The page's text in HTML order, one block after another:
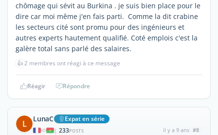
chômage qui sévit au Burkina . je suis bien place pour le
dire car moi même j'en fais parti. Comme la dit crabine
les secteurs cité sont promu pour des ingénieurs et
autres experts hautement qualifié. Coté emplois c'est la
galère total sans parlé des salaires.
👍2 membres ont réagi à ce message
Réagir Répondre
L LunaC Expat en série
| 233POSTS il y a 9 ans #8